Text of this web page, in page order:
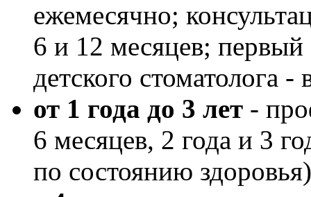
ежемесячно;
6 и 12 месяцев; первый
детского стоматолога -
от 1 года до 3 лет -
6 месяцев, 2 года и 3
по состоянию